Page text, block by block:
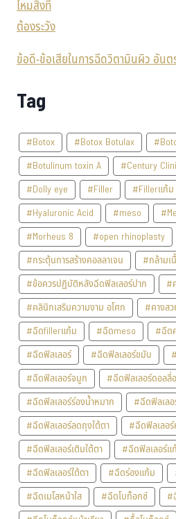
ข้อดี-ข้อเสียในการฉีดวิตามินผิว อันต
Tag
#Botox #Botox Botulax
#Botulinum toxin A
#Century
#Dolly eye
#Filler #Fillerแก้ม
#Hyaluronic Acid
#meso
#Morheus 8
#open rhinoplasty
#กระตุ้นการสร้างคอลลาเจน
#กล้ามเ
#ข้อควรปฏิบัติหลังฉีดฟิลเลอร์ปาก
#
#คลินิกเสริมความงาม อโศก
#คางส
#ฉีดfillerแก้ม
#ฉีดmeso #ฉีด
#ฉีดฟิลเลอร์
#ฉีดฟิลเลอร์ขมับ
#ฉีดฟิลเลอร์จมูก
#ฉีดฟิลเลอร์ดอลลี่
#ฉีดฟิลเลอร์ร่องน้ำหมาก
#ฉีดฟิลเล
#ฉีดฟิลเลอร์ลดถุงใต้ตา
#ฉีดฟิลเลอ
#ฉีดฟิลเลอร์เติมใต้ตา
#ฉีดฟิลเลอร์แ
#ฉีดฟิลเลอร์ใต้ตา
#ฉีดร่องแก้ม
#ฉีดเมโสหน้าใส
#ฉีดโบท็อกซ์
#